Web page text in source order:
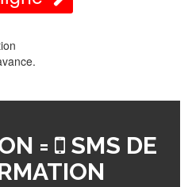
=
SMS DE